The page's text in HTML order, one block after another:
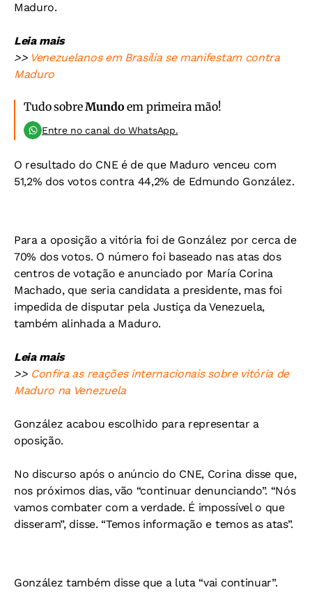
Maduro.
Leia mais
>>Venezuelanos em Brasília se manifestam contra
Maduro
Tudo sobreMundo em primeira mão!
Entre no canal do WhatsApp.
O resultado do CNE é de que Maduro venceu com
51,2% dos votos contra 44,2% de Edmundo González.
Para a oposição a vitória foi de González por cerca de
70% dos votos. O número foi baseado nas atas dos
centros de votação e anunciado por María Corina
Machado, que seria candidata a presidente, mas foi
impedida de disputar pela Justiça da Venezuela,
também alinhada a Maduro.
Leia mais
>>Confira as reações internacionais sobre vitória de
Maduro na Venezuela
González acabou escolhido para representar a
oposição.
No discurso após o anúncio do CNE, Corina disse que,
nos próximos dias, vão “continuar denunciando”. “Nós
vamos combater com a verdade. É impossível o que
disseram”, disse. “Temos informação e temos as atas”.
González também disse que a luta “vai continuar”.